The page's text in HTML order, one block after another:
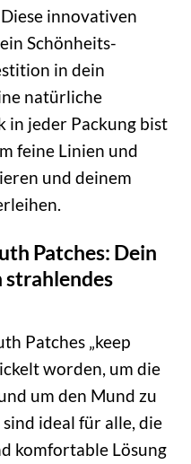
innovativen
Schönheits-
in dein
natürliche
in jeder Packung bist
feine Linien und
und deinem
Patches: Dein
strahlendes
Patches „keep
worden, um die
um den Mund zu
ideal für alle, die
komfortable Lösung